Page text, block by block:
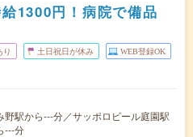
1300円！病院で備品
り 土日祝日が休み WEB登録OK
野駅から---分／サッポロビール庭園駅
---分